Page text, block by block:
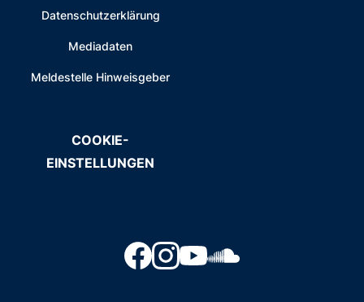
Datenschutzerklärung
Mediadaten
Meldestelle Hinweisgeber
COOKIE-
EINSTELLUNGEN